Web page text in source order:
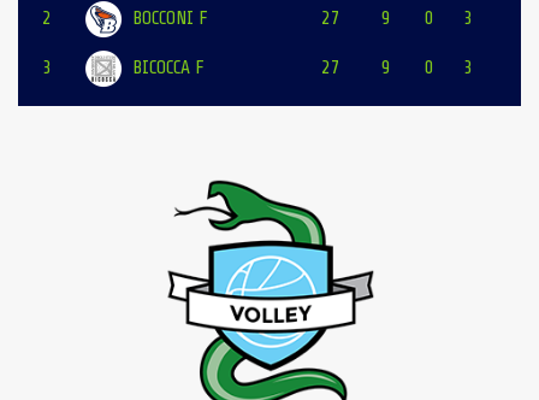
2 BOCCONI F 27 9 0 3
3 BICOCCA F 27 9 0 3